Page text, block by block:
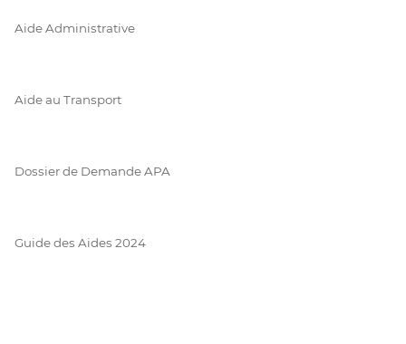
Aide Administrative
Aide au Transport
Dossier de Demande APA
Guide des Aides 2024